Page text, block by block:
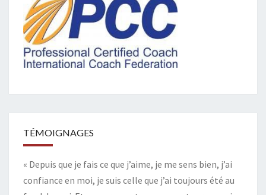
TÉMOIGNAGES
« Depuis que je fais ce que j’aime, je me sens bien, j’ai
confiance en moi, je suis celle que j’ai toujours été au